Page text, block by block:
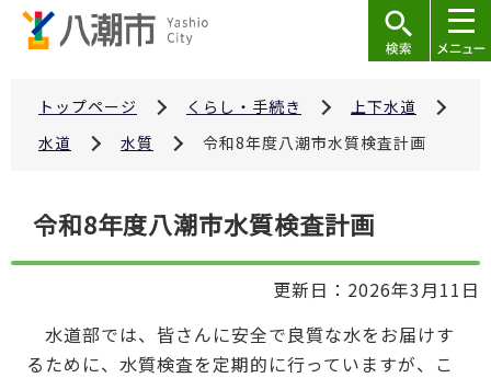
トップページ くらし・手続き
上下水道
水道
水質 令和8年度八潮市水質検査計画
こ
令和8年度八潮市水質検査計画
更新日：2026年3月11日
水道部では、皆さんに安全で良質な水をお届けす
るために、水質検査を定期的に行っていますが、こ